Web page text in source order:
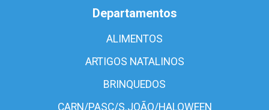
Departamentos
ALIMENTOS
ARTIGOS NATALINOS
BRINQUEDOS
CARN/PASC/S.JOÃO/HALOWEEN